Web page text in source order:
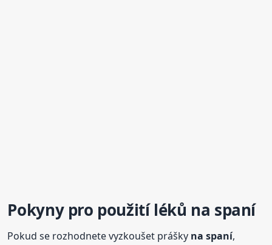
Pokyny pro použití léků na spaní
Pokud se rozhodnete vyzkoušet prášky na spaní,